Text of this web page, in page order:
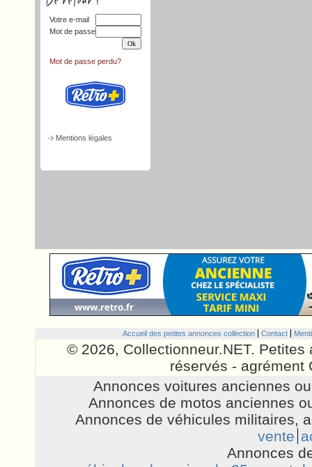
Votre e-mail
Mot de passe
Mot de passe perdu?
Mentions légales
Accueil des petites annonces collection Contact
© 2026, Collectionneur.NET.
réservés - agrément
Annonces voitures anciennes
Annonces de motos anciennes
Annonces de véhicules militaires,
vente
Annonces